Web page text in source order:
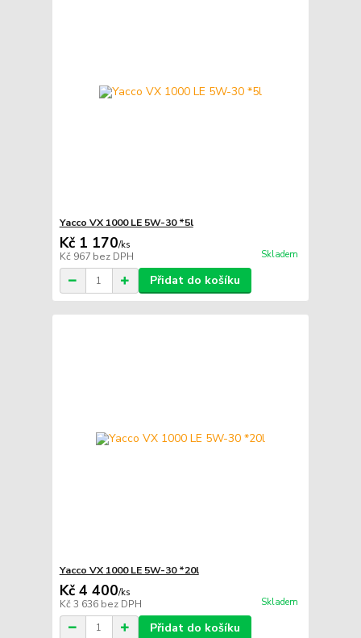
Yacco VX 1000 LE 5W-30 *5l
Kč 1 170/ks
Kč 967 bez DPH Skladem
Přidat do košíku
Yacco VX 1000 LE 5W-30 *20l
Kč 4 400/ks
Kč 3 636 bez DPH Skladem
Přidat do košíku